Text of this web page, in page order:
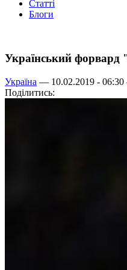
Статті
Блоги
Український форвард
Україна — 10.02.2019 -
Поділитись: